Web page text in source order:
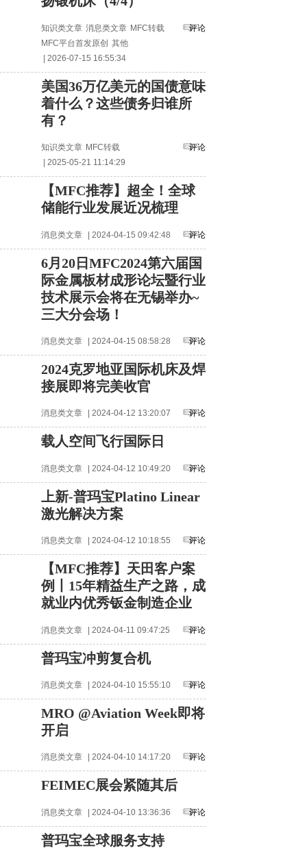
知识类文章 消息类文章 MFC转载
MFC平台首发原创 其他
| 2026-07-15 16:55:34
评论
美国36万亿美元的国债意味
着什么？这些债务归谁所
有？
知识类文章 MFC转载
| 2025-05-21 11:14:29
评论
【MFC推荐】超全！全球
储能行业发展近况梳理
消息类文章 | 2024-04-15 09:42:48 评论
6月20日MFC2024第六届国
际金属板材成形论坛暨行业
技术展示会将在无锡举办~
三大分会场！
消息类文章 | 2024-04-15 08:58:28 评论
2024克罗地亚国际机床及焊
接展即将完美收官
消息类文章 | 2024-04-12 13:20:07 评论
载人空间飞行国际日
消息类文章 | 2024-04-12 10:49:20 评论
上新-普玛宝Platino Linear
激光解决方案
消息类文章 | 2024-04-12 10:18:55 评论
【MFC推荐】天田客户案
例丨15年精益生产之路，成
就业内优秀钣金制造企业
消息类文章 | 2024-04-11 09:47:25 评论
普玛宝冲剪复合机
消息类文章 | 2024-04-10 15:55:10 评论
MRO @Aviation Week即将
开启
消息类文章 | 2024-04-10 14:17:20 评论
FEIMEC展会紧随其后
消息类文章 | 2024-04-10 13:36:36 评论
普玛宝全球服务支持